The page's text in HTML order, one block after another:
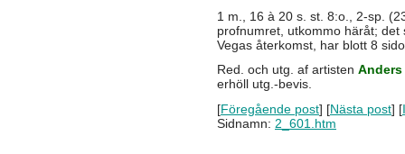
1 m., 16 à 20 s. st. 8:o., 2-sp.
profnumret, utkommo häråt;
Vegas återkomst, har blott 8
Red. och utg. af artisten Anders
erhöll utg.-bevis.
[Föregående post] [Nästa post] [
Sidnamn: 2_601.htm